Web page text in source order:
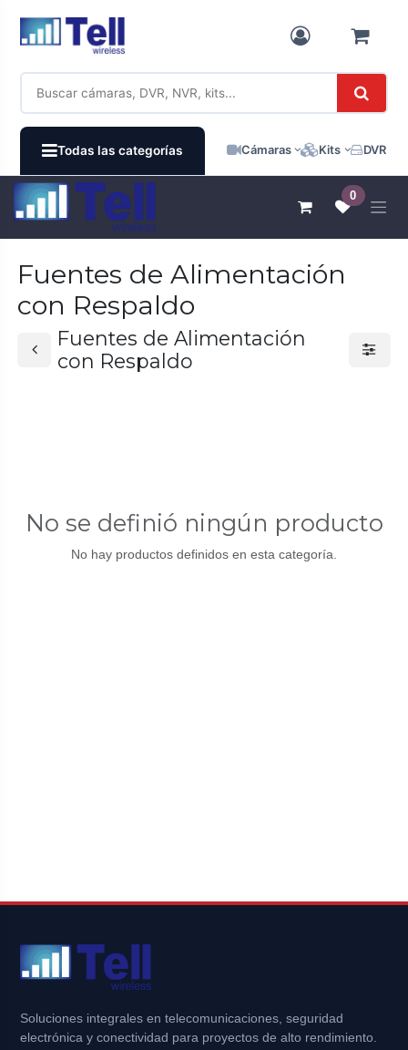
Todas las categorías Cámaras Kits DVR /
0
Fuentes de Alimentación
con Respaldo
Fuentes de Alimentación
con Respaldo
No se definió ningún producto
No hay productos definidos en esta categoría.
Soluciones integrales en telecomunicaciones, seguridad
electrónica y conectividad para proyectos de alto rendimiento.